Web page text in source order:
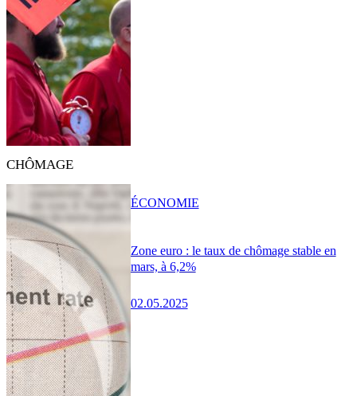
CHÔMAGE
Zone euro : le taux de chômage stable en
mars, à 6,2%
02.05.2025
ÉCONOMIE